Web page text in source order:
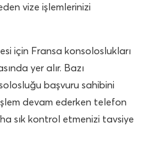
vize işlemlerinizi
için Fransa konsoloslukları
yer alır. Bazı
başvuru sahibini
devam ederken telefon
sık kontrol etmenizi tavsiye